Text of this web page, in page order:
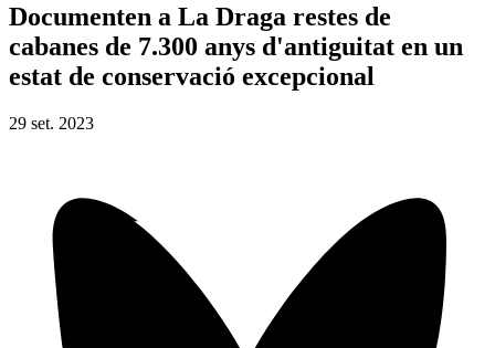
Documenten a La Draga restes de
cabanes de 7.300 anys d'antiguitat en un
estat de conservació excepcional
29 set. 2023